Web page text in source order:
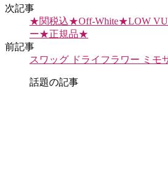
次記事
★関税込★Off-White★LOW
ー★正規品★
前記事
スワッグ ドライフラワー ミモ
話題の記事